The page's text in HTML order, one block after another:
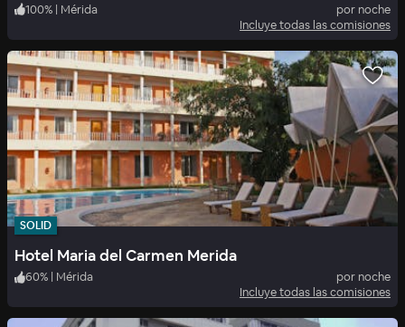
100% | Mérida
por noche
Incluye todas las comisiones
SOLID
Hotel Maria del Carmen Merida
60% Mérida
por noche
Incluye todas las comisiones